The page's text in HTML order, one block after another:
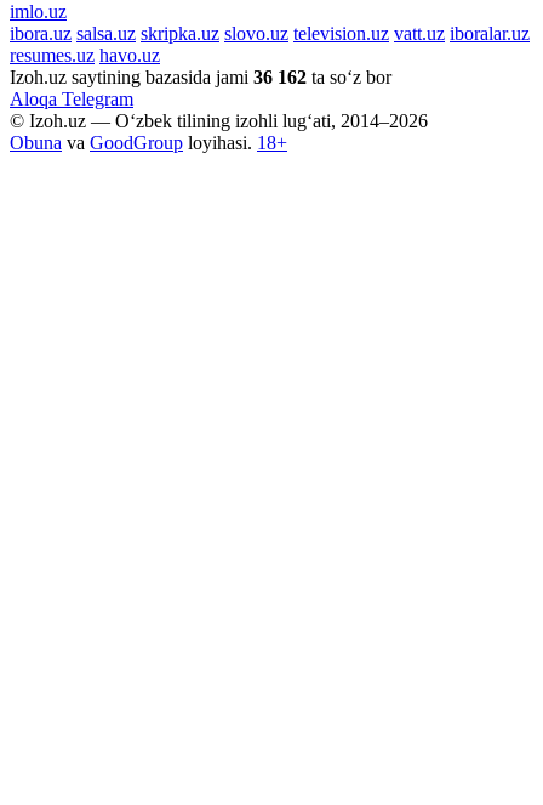
imlo.uz
ibora.uz salsa.uz skripka.uz slovo.uz television.uz vatt.uz iboralar.uz
resumes.uz havo.uz
Izoh.uz saytining bazasida jami 36 162 ta so‘z bor
Aloqa Telegram
© Izoh.uz — O‘zbek tilining izohli lug‘ati, 2014–2026
Obuna va GoodGroup loyihasi. 18+